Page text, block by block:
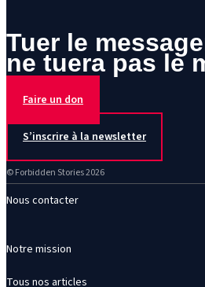
Tuer le
ne tuera pas le
Faire un don
S’inscrire à la newsletter
© Forbidden Stories 2026
Nous contacter
Notre mission
Tous nos articles